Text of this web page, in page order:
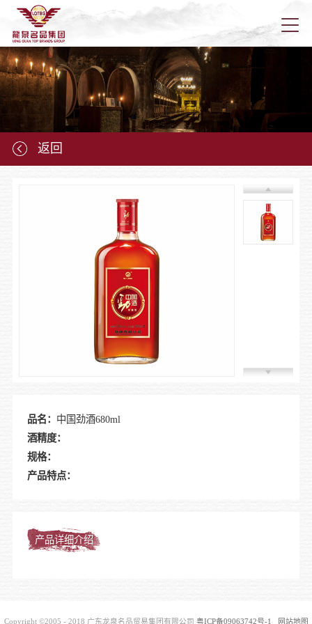
关于龙
龙泉产
返回
品名： 中国劲酒680ml
酒精度：
规格：
产品特点：
产品详细介绍
Copyright ©2005 - 2018 广东龙泉名品贸易集团有限公司 粤ICP备09063742号-1 网站地图